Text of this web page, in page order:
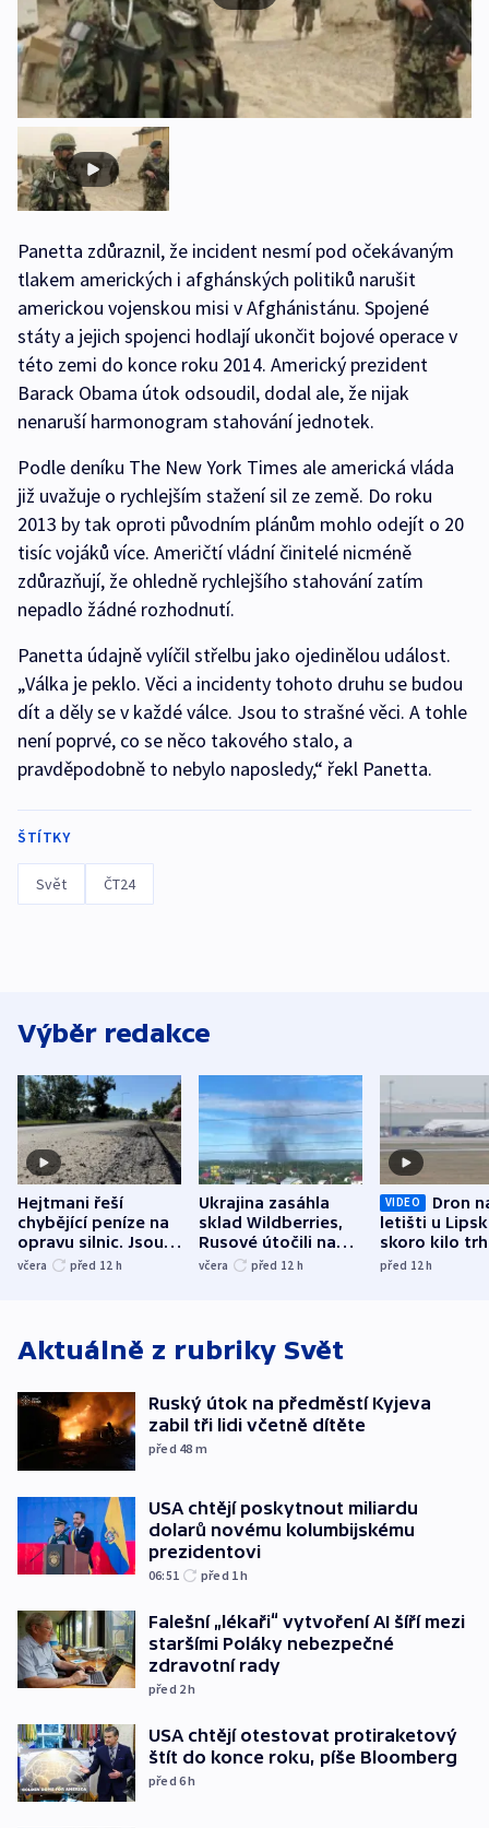
Panetta zdůraznil, že incident nesmí pod očekávaným
tlakem amerických i afghánských politiků narušit
americkou vojenskou misi v Afghánistánu. Spojené
státy a jejich spojenci hodlají ukončit bojové operace v
této zemi do konce roku 2014. Americký prezident
Barack Obama útok odsoudil, dodal ale, že nijak
nenaruší harmonogram stahování jednotek.
Podle deníku The New York Times ale americká vláda
již uvažuje o rychlejším stažení sil ze země. Do roku
2013 by tak oproti původním plánům mohlo odejít o 20
tisíc vojáků více. Američtí vládní činitelé nicméně
zdůrazňují, že ohledně rychlejšího stahování zatím
nepadlo žádné rozhodnutí.
Panetta údajně vylíčil střelbu jako ojedinělou událost.
„Válka je peklo. Věci a incidenty tohoto druhu se budou
dít a děly se v každé válce. Jsou to strašné věci. A tohle
není poprvé, co se něco takového stalo, a
pravděpodobně to nebylo naposledy,“ řekl Panetta.
ŠTÍTKY
Svět ČT24
Výběr redakce
Hejtmani řeší
chybějící peníze na
opravu silnic. Jsou
nenárokové, namítá
včera před 12 h
Ukrajina zasáhla
sklad Wildberries,
Rusové útočili na
trh, hasiče či
včera před 12 h
VIDEO
Dron
letišti u
skoro kilo
indicie
před 12h
Aktuálně z rubriky Svět
Ruský útok na předměstí Kyjeva
zabil tři lidi včetně dítěte
před 48 m
USA chtějí poskytnout miliardu
dolarů novému kolumbijskému
prezidentovi
06:51 před 1h
Falešní „lékaři“ vytvoření AI šíří mezi
staršími Poláky nebezpečné
zdravotní rady
před 2h
USA chtějí otestovat protiraketový
štít do konce roku, píše Bloomberg
před 6h